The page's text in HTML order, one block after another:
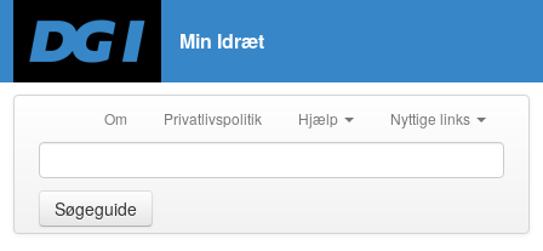
Min Idræt
Om Privatlivspolitik Hjælp Nyttige links
Søgeguide